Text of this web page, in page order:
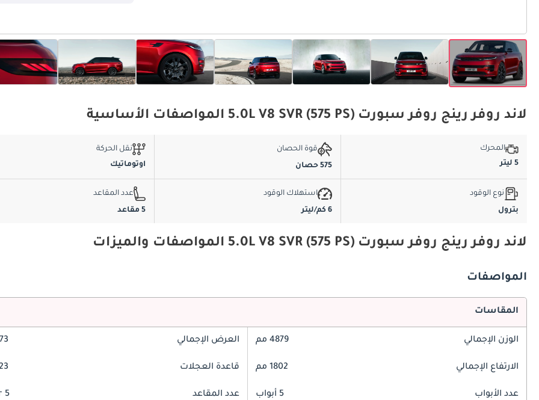
لاند روفر رينج روفر سبورت 5.0L V8 SVR (575 PS) المواصفات الأساسية
المحرك
5 ليتر
قوة الحصان
575 حصان
نقل الحركة
اوتوماتيك
نوع الوقود
بترول
استهلاك الوقود
6 كم/ليتر
عدد المقاعد
5 مقاعد
لاند روفر رينج روفر سبورت 5.0L V8 SVR (575 PS) المواصفات والميزات
المواصفات
المقاسات
الوزن الإجمالي 4879 مم العرض الإجمالي
الارتفاع الإجمالي 1802 مم قاعدة العجلات
عدد الأبواب 5 أبواب عدد المقاعد 5 Seater